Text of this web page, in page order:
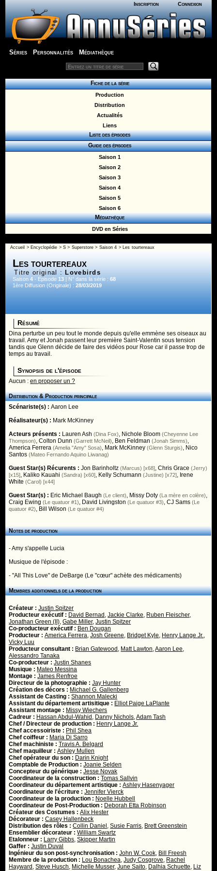
Inscription Connexion
Séries Personnalités Médiathèque
Fiche de la série
Production
Distribution
Actualités
Liens
Liste des épisodes
Guide des épisodes
Saison 1
Saison 2
Saison 3
Saison 4
Saison 5
Saison 6
Médiathèque
DVD en Séries
Accueil > Encyclopédie >S > Superstore> Saison 4 > Les tourtereaux
Les tourtereaux
Titre original : Lovebirds
Saison4 - Episode13 | N° dans la série :68
1ère Diffusion (Originale) :28/03/2019
Résumé
Dina perturbe un peu tout le monde depuis qu'elle emmène ses oiseaux au
travail. Amy et Jonah passent leur première Saint-Valentin sous tension
tandis que Glenn décide de faire des vidéos pour Rose car il passe trop de
temps au travail.
Synopsis de l'épisode
Aucun :en proposer un ?
Distribution & Production principale
Scénariste(s) :Aaron Lee
Réalisateur(s) : Mark McKinney
Acteurs présents : Lauren Ash (Dina Fox), Nichole Bloom (Cheyenne Lee
Thompson),Colton Dunn (Garrett McNeil), Ben Feldman (Jonah Simms),
America Ferrera (Amelia "Amy" Sosa), Mark McKinney (Glenn Sturgis), Nico
Santos (Mateo Fernando Aquino Liwanag)
Guest Star(s) Récurents :Jon Barinholtz (Marcus) [x68],Chris Grace (Jerry)
[x15], Kaliko Kauahi (Sandra) [x60], Kelly Schumann (Justine) [x72], Irene
White (Carol) [x44]
Guest Star(s) : Eric Michael Baugh (Le client), Missy Doty (La mère en colère),
Craig Ewing (Le quatuor #1), David Livingston (Le quatuor #3),CJ Sams (Le
quatuor #2), Bill Wilson (Le quatuor #4)
Notes de production
- Amy s'appelle Lucia
Musique de l'épisode :
- "All This Love" de DeBarge (Le "cœur" achète des médicaments)
Membres additionnels de la production
Créateur :Justin Spitzer
Producteur exécutif : David Bernad ,Jackie Clarke, Ruben Fleischer,
Jonathan Green (II),Gabe Miller,Justin Spitzer
Co-producteur exécutif : Ben Dougan
Producteur :America Ferrera,Josh Greene, Bridget Kyle, Henry Lange Jr.,
Vicky Luu
Producteur consultant : Brian Gatewood , Matt Lawton,Aaron Lee,
Alessandro Tanaka
Co-producteur :Justin Shanes
Musique : Mateo Messina
Montage :James Renfroe
Directeur de la photographie :Jay Hunter
Création des décors : Michael G. Gallenberg
Assistant de Casting :Shannon Malecki
Assistant du département artisitique : Elliot Paige LaPlante
Assistant montage : Missy Wiechers
Cadreur : Hassan Abdul-Wahid , Danny Nichols,Adam Tash
Chef / Directeur de production : Henry Lange Jr.
Chef accessoiriste : Phil Shea
Chef coiffeur : Maria Di Sarro
Chef machiniste :Travis A. Belgard
Chef maquilleur :Ashley Mullen
Chef opérateur du son : Darin Knight
Comptable de Production :Joanie Selden
Concepteur du générique :Jesse Novak
Coordinateur de la construction :Tomas Sallvin
Coordinateur du département artistique :Ashley Hasenyager
Coordinateur de l'écriture :Jennifer Vierck
Coordinateur de la production : Noelle Hubbell
Coordinateur de Post-Production : Deborah Etta Robinson
Créateur des Costumes :Alix Hester
Décorateur :Casey Hallenbeck
Distribution des rôles :Collin Daniel ,Susie Farris, Brett Greenstein
Ensemblier décorateur :William Swartz
Etalonneur : Larry Gibbs,Skipper Martin
Gaffer :Justin Duval
Ingénieur du son post-synchronisation :John W. Cook, Bill Freesh
Membre de la production : Lou Bonachea,Judy Cosgrove, Rachel
Hayward ,Steve Husch, Michelle Musser,June Saito, Dalhia Schuette, Liz